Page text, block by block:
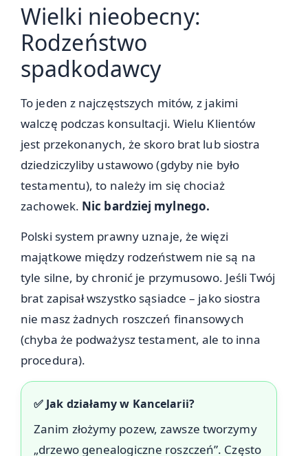
Wielki nieobecny:
Rodzeństwo
spadkodawcy
To jeden z najczęstszych mitów, z jakimi
walczę podczas konsultacji. Wielu Klientów
jest przekonanych, że skoro brat lub siostra
dziedziczyliby ustawowo (gdyby nie było
testamentu), to należy im się chociaż
zachowek. Nic bardziej mylnego.
Polski system prawny uznaje, że więzi
majątkowe między rodzeństwem nie są na
tyle silne, by chronić je przymusowo. Jeśli Twój
brat zapisał wszystko sąsiadce – jako siostra
nie masz żadnych roszczeń finansowych
(chyba że podważysz testament, ale to inna
procedura).
✅ Jak działamy w Kancelarii?
Zanim złożymy pozew, zawsze tworzymy
„drzewo genealogiczne roszczeń”. Często